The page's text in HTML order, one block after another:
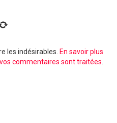
les indésirables. En savoir plus
commentaires sont traitées